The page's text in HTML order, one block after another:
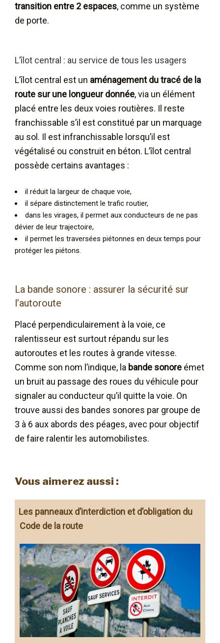
transition entre 2 espaces, comme un système
de porte.
L’îlot central : au service de tous les usagers
L’îlot central est un aménagement du tracé de la
route sur une longueur donnée, via un élément
placé entre les deux voies routières. Il reste
franchissable s’il est constitué par un marquage
au sol. Il est infranchissable lorsqu’il est
végétalisé ou construit en béton. L’îlot central
possède certains avantages :
il réduit la largeur de chaque voie,
il sépare distinctement le trafic routier,
dans les virages, il permet aux conducteurs de ne pas
dévier de leur trajectoire,
il permet les traversées piétonnes en deux temps pour
protéger les piétons.
La bande sonore : assurer la sécurité sur
l’autoroute
Placé perpendiculairement à la voie, ce
ralentisseur est surtout répandu sur les
autoroutes et les routes à grande vitesse.
Comme son nom l’indique, la bande sonore émet
un bruit au passage des roues du véhicule pour
signaler au conducteur qu’il quitte la voie. On
trouve aussi des bandes sonores par groupe de
3 à 6 aux abords des péages, avec pour objectif
de faire ralentir les automobilistes.
Vous aimerez aussi :
Les panneaux d’interdiction et d’obligation du
Code de la route